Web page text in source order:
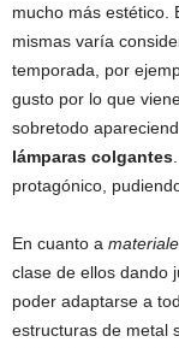
mucho más estético.
mismas varía
temporada, por
gusto por lo que
sobretodo
lámparas colgantes
protagónico,
En cuanto a
clase de ellos dando
poder adaptarse a
estructuras de metal